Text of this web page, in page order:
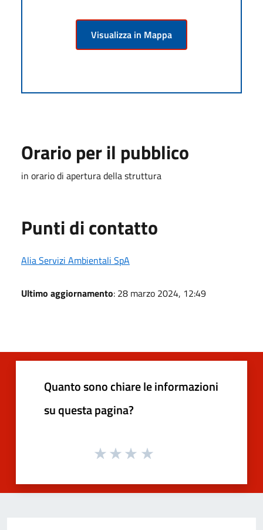
Visualizza in Mappa
Orario per il pubblico
in orario di apertura della struttura
Punti di contatto
Alia Servizi Ambientali SpA
Ultimo aggiornamento: 28 marzo 2024, 12:49
Quanto sono chiare le informazioni
su questa pagina?